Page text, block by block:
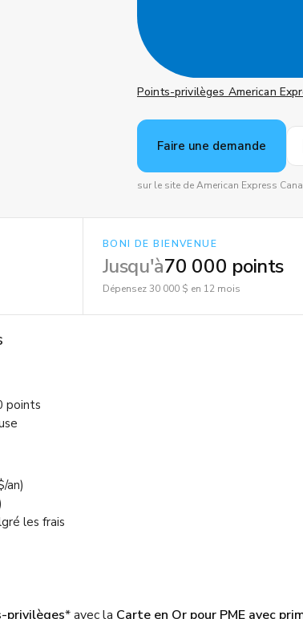
Points-privilèges American
Faire une demande
sur le site de American Express
BONI DE BIENVENUE
Jusqu'à70 000 points
Dépensez 30 000 $ en 12 mois
points
an)
les frais
privilèges* avec la Carte en Or pour PME avec